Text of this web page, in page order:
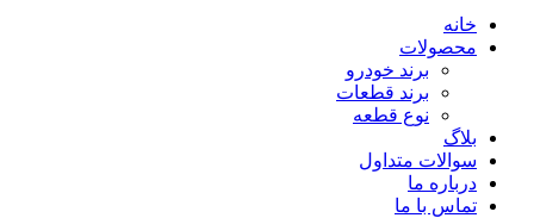
خانه
محصولات
برند خودرو
برند قطعات
نوع قطعه
بلاگ
سوالات متداول
درباره ما
تماس با ما